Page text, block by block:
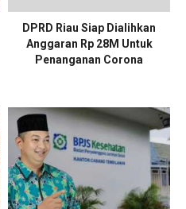
DPRD Riau Siap Dialihkan
Anggaran Rp 28M Untuk
Penanganan Corona